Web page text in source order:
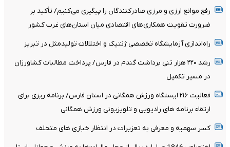
رفع موانع ارزی و مرزی صادرکنندگان را پیگیری می‌کنیم/ تأکید بر
ضرورت تقویت همکاری‌های اقتصادی میان استان‌های غرب کشور
راه‌اندازی آزمایشگاه تخصصی ژنتیک و اختلالات تولیدمثل در تبریز
رشد ۲۲۰ هزار تنی برداشت گندم در فارس/ پرداخت مطالبات کشاورزان
در مسیر تکمیل
فعالیت ۲۱۶ ایستگاه ورزش همگانی در استان فارس/ برنامه ریزی برای
ارتقاء برنامه های رادیویی و تلویزیونی ورزش همگانی
کسر سهمیه و معرفی به تعزیرات در انتظار خبازی های متخلف